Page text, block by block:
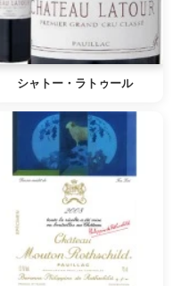
シャトー・ラトゥール